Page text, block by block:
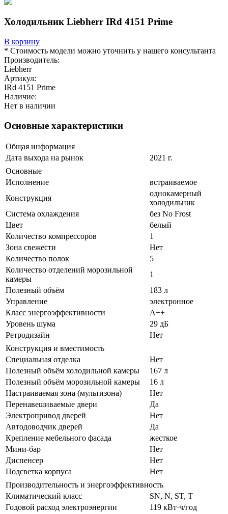
Холодильник Liebherr IRd 4151 Prime
В корзину
* Стоимость модели можно уточнить у нашего консультанта
Производитель:
Liebherr
Артикул:
IRd 4151 Prime
Наличие:
Нет в наличии
Основные характеристики
Общая информация
Дата выхода на рынок
2021 г.
Основные
Исполнение
встраиваемое
Конструкция
однокамерный
холодильник
Система охлаждения
без No Frost
Цвет
белый
Количество компрессоров
1
Зона свежести
Нет
Количество полок
5
Количество отделений морозильной
камеры
1
Полезный объём
183 л
Управление
электронное
Класс энергоэффективности
A++
Уровень шума
29 дБ
Ретродизайн
Нет
Конструкция и вместимость
Специальная отделка
Нет
Полезный объём холодильной камеры
167 л
Полезный объём морозильной камеры
16 л
Настраиваемая зона (мультизона)
Нет
Перенавешиваемые двери
Да
Электропривод дверей
Нет
Автодоводчик дверей
Да
Крепление мебельного фасада
жесткое
Мини-бар
Нет
Диспенсер
Нет
Подсветка корпуса
Нет
Производительность и энергоэффективность
Климатический класс
SN, N, ST, T
Годовой расход электроэнергии
119 кВт·ч/год